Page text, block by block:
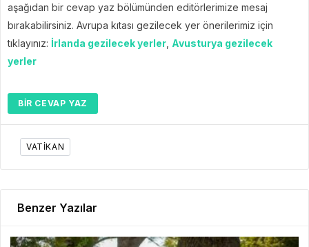
aşağıdan bir cevap yaz bölümünden editörlerimize mesaj
bırakabilirsiniz. Avrupa kıtası gezilecek yer önerilerimiz için
tıklayınız: İrlanda gezilecek yerler Avusturya gezilecek
yerler
BIR CEVAP YAZ
VATIKAN
Benzer Yazılar